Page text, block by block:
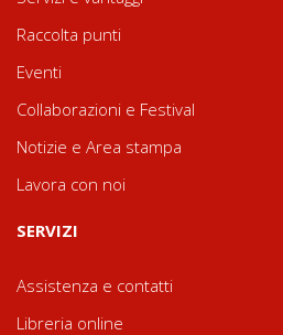
Raccolta punti
Eventi
Collaborazioni e Festival
Notizie e Area stampa
Lavora con noi
SERVIZI
Assistenza e contatti
Libreria online